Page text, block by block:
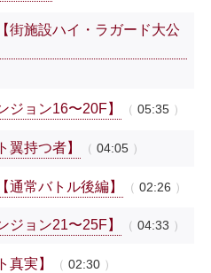
街施設ハイ・ラガード大公
ョン16〜20F】 05:35
翼持つ者】 04:05
通常バトル後編】 02:26
ョン21〜25F】 04:33
真実】 02:30